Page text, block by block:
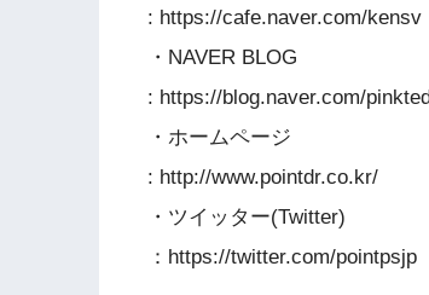
: https://cafe.naver.com/kensv
・NAVER BLOG
: https://blog.naver.com/
・ホームページ
: http://www.pointdr.co.kr/
・ツイッター(Twitter)
：https://twitter.com/pointpsjp